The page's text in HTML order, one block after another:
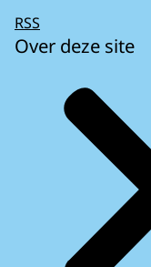
RSS
Over deze site